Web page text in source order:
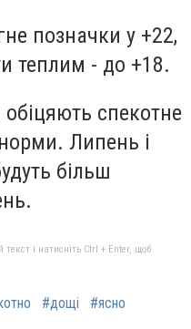
позначки у +22,
теплим - до +18.
спекотне
Липень і
більш
і натисніть Ctrl + Enter, щоб
#дощі
#ясно